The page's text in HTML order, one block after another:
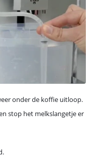
onder de koffie uitloop.
stop het melkslangetje er